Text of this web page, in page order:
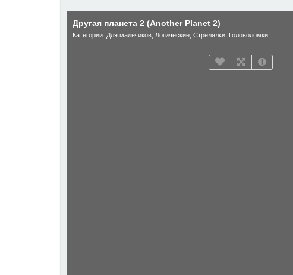
Другая планета 2 (Another Planet 2)
Категории: Для мальчиков Логические Стрелялки Головоломки